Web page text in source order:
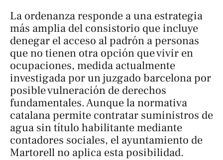
La ordenanza responde a una estrategia
más amplia del consistorio que incluye
denegar el acceso al padrón a personas
que no tienen otra opción que vivir en
ocupaciones, medida actualmente
investigada por un juzgado barcelona por
posible vulneración de derechos
fundamentales. Aunque la normativa
catalana permite contratar suministros de
agua sin título habilitante mediante
contadores sociales, el ayuntamiento de
Martorell no aplica esta posibilidad.